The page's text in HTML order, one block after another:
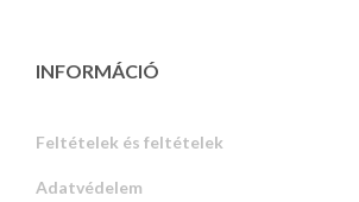
INFORMÁCIÓ
Feltételek és feltételek
Adatvédelem